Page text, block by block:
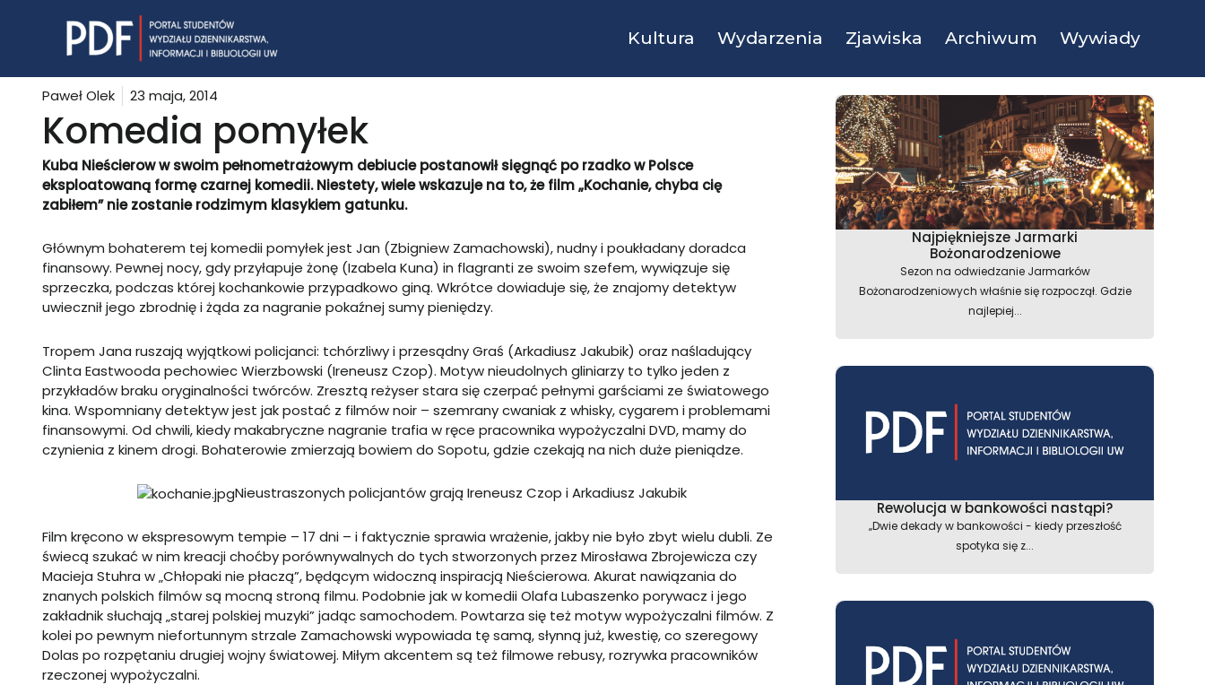
Kultura Wydarzenia Zjawiska Archiwum Wywiady
Paweł Olek 23 maja, 2014
Komedia pomyłek
Kuba Nieścierow w swoim pełnometrażowym debiucie postanowił sięgnąć po rzadko w Polsce
eksploatowaną formę czarnej komedii. Niestety, wiele wskazuje na to, że film „Kochanie, chyba cię
zabiłem” nie zostanie rodzimym klasykiem gatunku.
Głównym bohaterem tej komedii pomyłek jest Jan (Zbigniew Zamachowski), nudny i poukładany doradca
finansowy. Pewnej nocy, gdy przyłapuje żonę (Izabela Kuna) in flagranti ze swoim szefem, wywiązuje się
sprzeczka, podczas której kochankowie przypadkowo giną. Wkrótce dowiaduje się, że znajomy detektyw
uwiecznił jego zbrodnię i żąda za nagranie pokaźnej sumy pieniędzy.
Tropem Jana ruszają wyjątkowi policjanci: tchórzliwy i przesądny Graś (Arkadiusz Jakubik) oraz naśladujący
Clinta Eastwooda pechowiec Wierzbowski (Ireneusz Czop). Motyw nieudolnych gliniarzy to tylko jeden z
przykładów braku oryginalności twórców. Zresztą reżyser stara się czerpać pełnymi garściami ze światowego
kina. Wspomniany detektyw jest jak postać z filmów noir – szemrany cwaniak z whisky, cygarem i problemami
finansowymi. Od chwili, kiedy makabryczne nagranie trafia w ręce pracownika wypożyczalni DVD, mamy do
czynienia z kinem drogi. Bohaterowie zmierzają bowiem do Sopotu, gdzie czekają na nich duże pieniądze.
Nieustraszonych policjantów grają Ireneusz Czop i Arkadiusz Jakubik
Film kręcono w ekspresowym tempie – 17 dni – i faktycznie sprawia wrażenie, jakby nie było zbyt wielu dubli. Ze
świecą szukać w nim kreacji choćby porównywalnych do tych stworzonych przez Mirosława Zbrojewicza czy
Macieja Stuhra w „Chłopaki nie płaczą”, będącym widoczną inspiracją Nieścierowa. Akurat nawiązania do
znanych polskich filmów są mocną stroną filmu. Podobnie jak w komedii Olafa Lubaszenko porywacz i jego
zakładnik słuchają „starej polskiej muzyki” jadąc samochodem. Powtarza się też motyw wypożyczalni filmów. Z
kolei po pewnym niefortunnym strzale Zamachowski wypowiada tę samą, słynną już, kwestię, co szeregowy
Dolas po rozpętaniu drugiej wojny światowej. Miłym akcentem są też filmowe rebusy, rozrywka pracowników
rzeczonej wypożyczalni.
Najpiękniejsze Jarmarki
Bożonarodzeniowe
Sezon na odwiedzanie Jarmarków
Bożonarodzeniowych właśnie się rozpoczął. Gdzie
najlepiej...
Rewolucja w bankowości nastąpi?
„Dwie dekady w bankowości - kiedy przeszłość
spotyka się z...